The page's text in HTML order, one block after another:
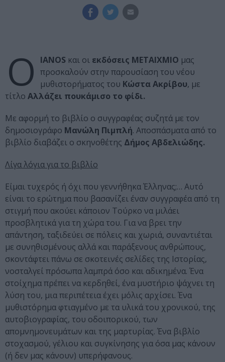
Ο IANOS και οι εκδόσεις ΜΕΤΑΙΧΜΙΟ μας
προσκαλούν στην παρουσίαση του νέου
μυθιστορήματος του Κώστα Ακρίβου, με
τίτλο Αλλάζει πουκάμισο το φίδι.
Με αφορμή το βιβλίο ο συγγραφέας συζητά με τον
δημοσιογράφο Μανώλη Πιμπλή. Αποσπάσματα από το
βιβλίο διαβάζει ο σκηνοθέτης Δήμος Αβδελιώδης.
Λίγα λόγια για το βιβλίο
Είμαι τυχερός ή όχι που γεννήθηκα Έλληνας;… Αυτό
είναι το ερώτημα που βασανίζει έναν συγγραφέα από τη
στιγμή που ακούει κάποιον Τούρκο να μιλάει
προσβλητικά για τη χώρα του. Για να βρει την
απάντηση, ταξιδεύει σε πόλεις και χωριά, συναντιέται
με συνηθισμένους αλλά και παράξενους ανθρώπους,
σκοντάφτει πάνω σε σκοτεινές σελίδες της Ιστορίας,
νοσταλγεί πρόσωπα λαμπρά όσο και αδικημένα. Ένα
στοίχημα πρέπει να κερδηθεί, ένα μυστήριο ψάχνει τη
λύση του, μια περιπέτεια έχει μόλις αρχίσει. Ένα
μυθιστόρημα φτιαγμένο με τα υλικά του χρονικού, της
αυτοβιογραφίας, του οδοιπορικού, των
απομνημονευμάτων και της μαρτυρίας. Ένα βιβλίο
στοχασμού, γέλιου και συγκίνησης για όσα μας κάνουν
(ή δεν μας κάνουν) υπερήφανους.